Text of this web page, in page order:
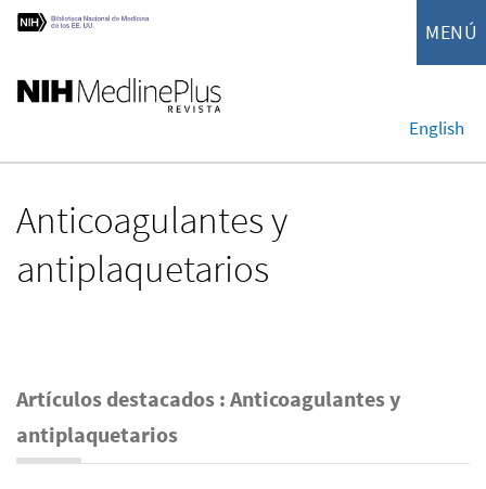
MENÚ
English
Anticoagulantes y
antiplaquetarios
Artículos destacados : Anticoagulantes y
antiplaquetarios